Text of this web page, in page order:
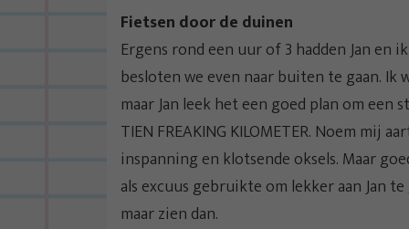
Fietsen door de duinen
Ergens rond een uur of 3 hadden Jan en
besloten we even naar buiten te gaan. Ik
maar Jan leek het een goed plan om een
TIEN FREAKING KILOMETER. Noem mij
inspanning en klotsende oksels. Maar
als excuus gebruikte om lekker aan Jan
maar zien dan.